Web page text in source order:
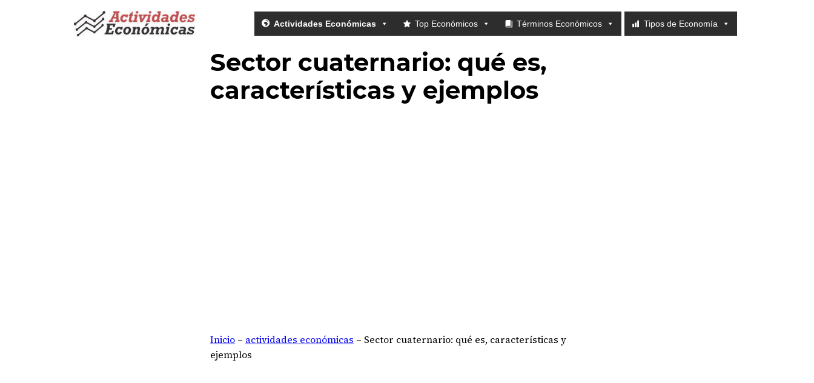
Actividades Económicas Top Económicos Términos Económicos Tipos de Economía
Sector cuaternario: qué es,
características y ejemplos
Inicio – actividades económicas – Sector cuaternario: qué es, características y
ejemplos